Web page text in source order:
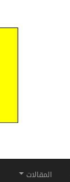
المقالات